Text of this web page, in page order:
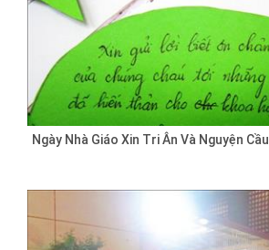
Ngày Nhà Giáo Xin Tri Ân Và Nguyện Cầu